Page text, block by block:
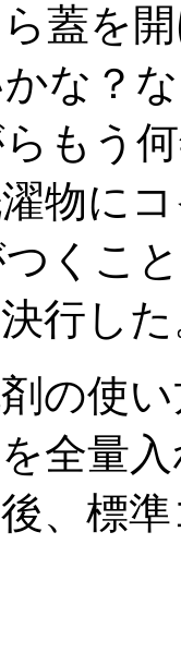
蓋を
な？
もう
物に
くこ
行し
の使
全量
、標